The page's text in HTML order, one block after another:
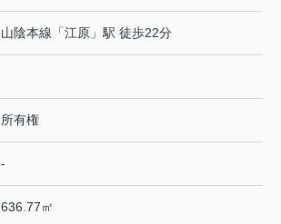
山陰本線 「江原 」駅 徒歩22分
所有権
-
636.77㎡